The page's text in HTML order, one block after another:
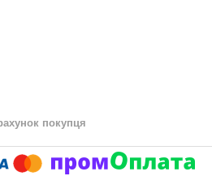
покупця